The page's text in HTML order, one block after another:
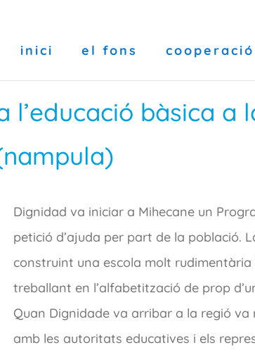
inici el fons cooperació
l’educació bàsica
Dignidad va iniciar a Mihecane un
petició d’ajuda per part de la població.
construint una escola molt
treballant en l’alfabetització de prop
Quan Dignidade va arribar a la regió
amb les autoritats educatives i els